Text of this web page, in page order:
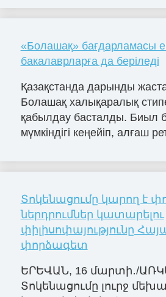
«Болашақ» бағдарламасы
бакалаврларға да беріледі
Қазақстанда дарынды
Болашақ халықаралық
қабылдау басталды. Биыл
мүмкіндігі кеңейіп, алғаш
Տոկենացումը կարող է
ներդրումներ կատարելու
փիլիսոփայությունը
փորձագետ
ԵՐԵՎԱՆ, 16 մարտի․/
Տոկենացումը լուրջ